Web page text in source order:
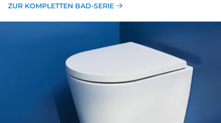
ZUR KOMPLETTEN BAD-SERIE